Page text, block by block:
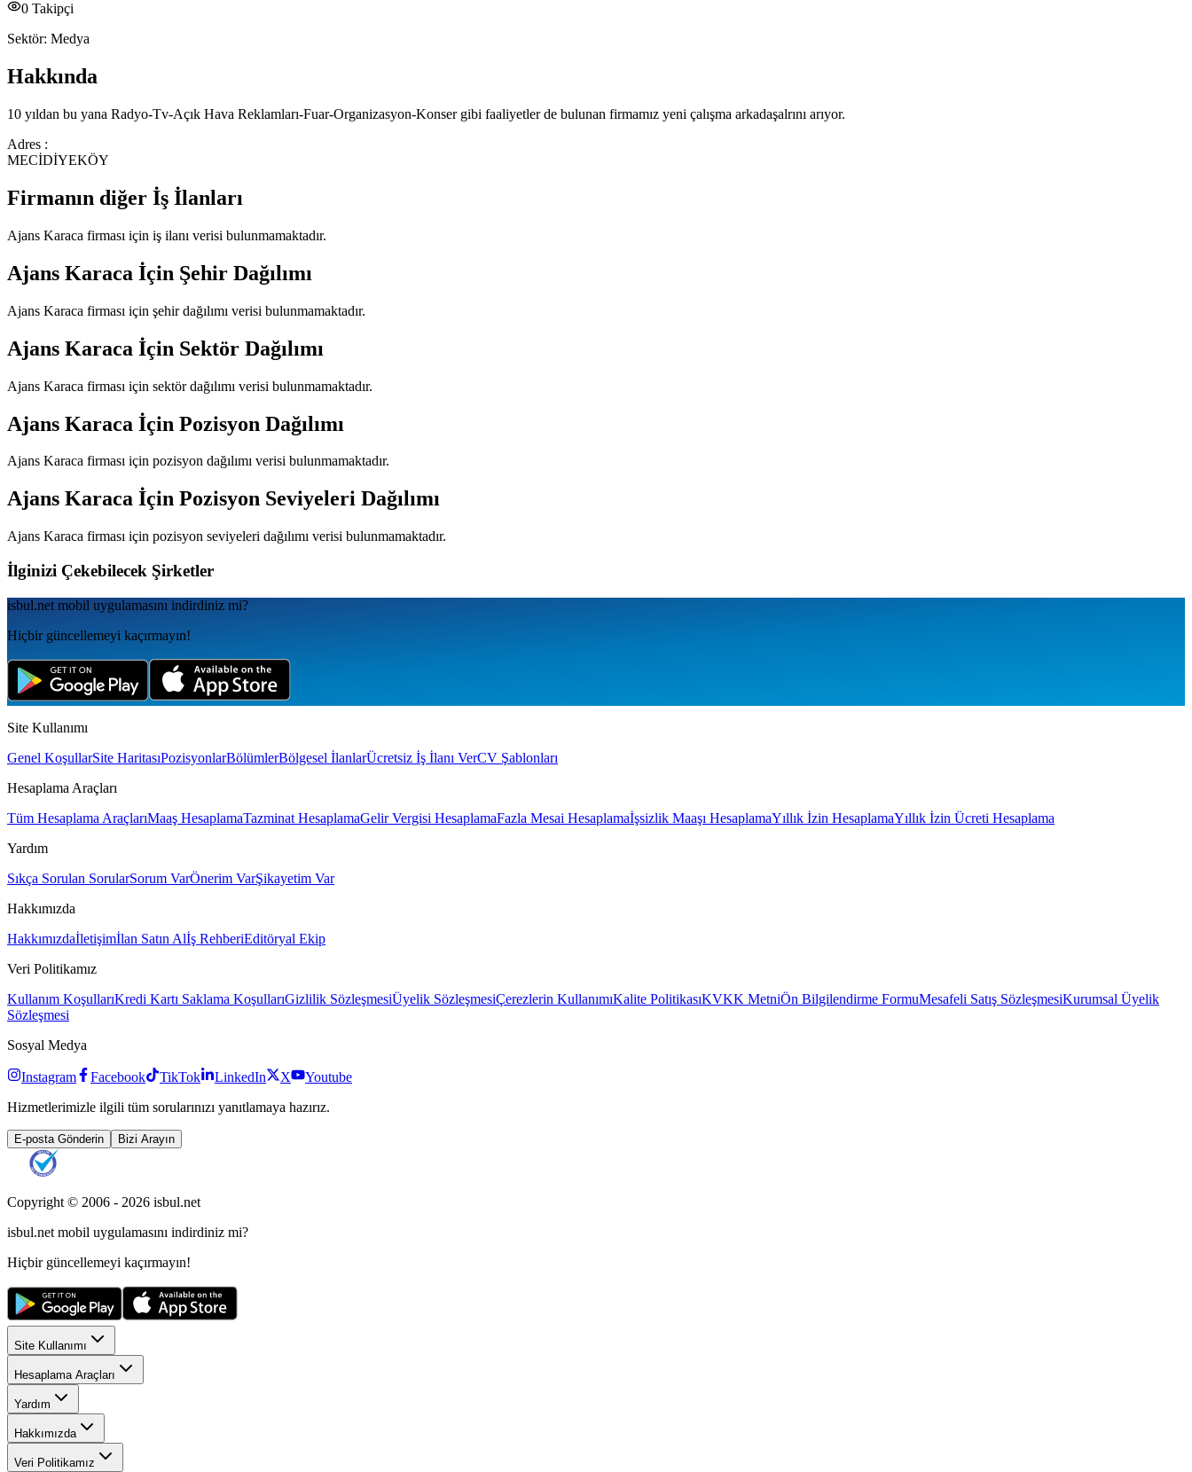
0 Takipçi
Sektör: Medya
Hakkında
10 yıldan bu yana Radyo-Tv-Açık Hava Reklamları-Fuar-Organizasyon-Konser gibi faaliyetler de bulunan firmamız yeni çalışma arkadaşalrını arıyor.
Adres :
MECİDİYEKÖY
Firmanın diğer İş İlanları
Ajans Karaca firması için iş ilanı verisi bulunmamaktadır.
Ajans Karaca İçin Şehir Dağılımı
Ajans Karaca firması için şehir dağılımı verisi bulunmamaktadır.
Ajans Karaca İçin Sektör Dağılımı
Ajans Karaca firması için sektör dağılımı verisi bulunmamaktadır.
Ajans Karaca İçin Pozisyon Dağılımı
Ajans Karaca firması için pozisyon dağılımı verisi bulunmamaktadır.
Ajans Karaca İçin Pozisyon Seviyeleri Dağılımı
Ajans Karaca firması için pozisyon seviyeleri dağılımı verisi bulunmamaktadır.
İlginizi Çekebilecek Şirketler
isbul.net mobil uygulamаsını indirdiniz mi?
Hiçbir güncellemeyi kaçırmayın!
Site Kullanımı
Genel KoşullarSite HaritasıPozisyonlarBölümlerBölgesel İlanlarÜcretsiz İş İlanı VerCV Şablonları
Hesaplama Araçları
Tüm Hesaplama AraçlarıMaaş HesaplamaTazminat HesaplamaGelir Vergisi HesaplamaFazla Mesai Hesaplamaİşsizlik Maaşı HesaplamaYıllık İzin HesaplamaYıllık İzin Ücreti Hesaplama
Yardım
Sıkça Sorulan SorularSorum VarÖnerim VarŞikayetim Var
Hakkımızda
Hakkımızdaİletişimİlan Satın Alİş RehberiEditöryal Ekip
Veri Politikamız
Kullanım KoşullarıKredi Kartı Saklama KoşullarıGizlilik SözleşmesiÜyelik SözleşmesiÇerezlerin KullanımıKalite PolitikasıKVKK MetniÖn Bilgilendirme FormuMesafeli Satış SözleşmesiKurumsal Üyelik
Sözleşmesi
Sosyal Medya
Instagram Facebook TikTok LinkedIn X
Youtube
Hizmetlerimizle ilgili tüm sorularınızı yanıtlamaya hazırız.
E-posta Gönderin Bizi Arayın
Copyright © 2006 - 2026 isbul.net
isbul.net mobil uygulamasını indirdiniz mi?
Hiçbir güncellemeyi kaçırmayın!
Site Kullanımı
Hesaplama Araçları
Yardım
Hakkımızda
Veri Politikamız